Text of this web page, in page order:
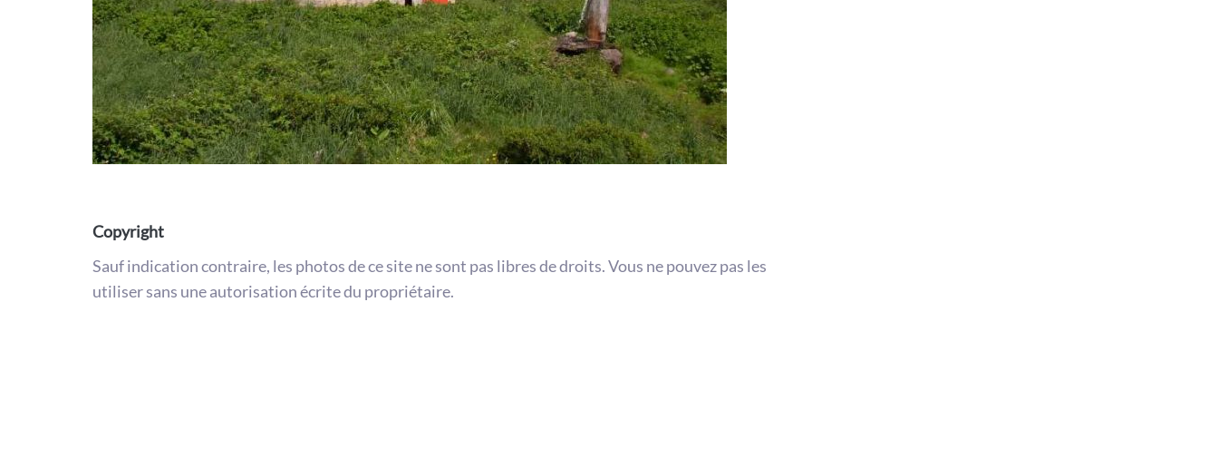
Copyright
Sauf indication contraire, les photos de ce site ne sont pas libres de droits. Vous ne pouvez pas les
utiliser sans une autorisation écrite du propriétaire.